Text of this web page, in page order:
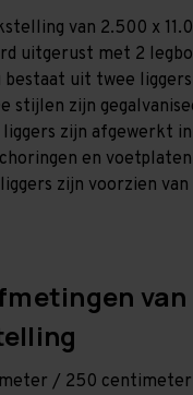
van 2.500 x
uitgerust met 2
bestaat uit twee
stijlen zijn
zijn afgewerkt
en
zijn voorzien van
van
meter / 250